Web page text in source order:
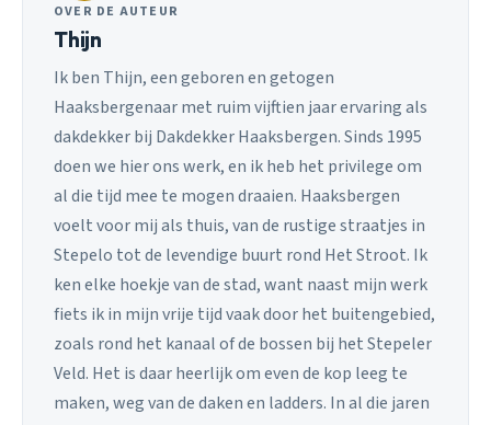
OVER DE AUTEUR
Thijn
Ik ben Thijn, een geboren en getogen
Haaksbergenaar met ruim vijftien jaar ervaring als
dakdekker bij Dakdekker Haaksbergen. Sinds 1995
doen we hier ons werk, en ik heb het privilege om
al die tijd mee te mogen draaien. Haaksbergen
voelt voor mij als thuis, van de rustige straatjes in
Stepelo tot de levendige buurt rond Het Stroot. Ik
ken elke hoekje van de stad, want naast mijn werk
fiets ik in mijn vrije tijd vaak door het buitengebied,
zoals rond het kanaal of de bossen bij het Stepeler
Veld. Het is daar heerlijk om even de kop leeg te
maken, weg van de daken en ladders. In al die jaren